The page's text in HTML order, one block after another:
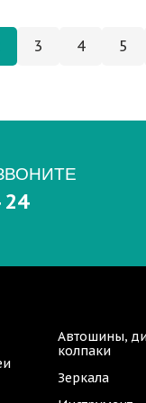
3 4 5
24
Автошины,
колпаки
Зеркала